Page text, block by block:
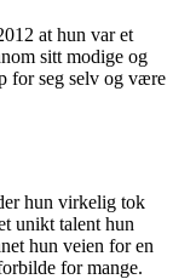
at hun var et
sitt modige og
for seg selv og være
hun virkelig tok
unikt talent hun
hun veien for en
for mange.